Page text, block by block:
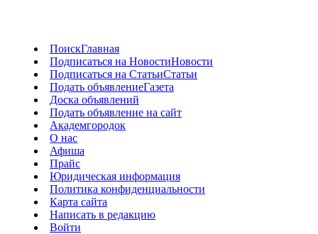
ПоискГлавная
Подписаться на НовостиНовости
Подписаться на СтатьиСтатьи
Подать объявлениеГазета
Доска объявлений
Подать объявление на сайт
Академгородок
О нас
Афиша
Прайс
Юридическая информация
Политика конфиденциальности
Карта сайта
Написать в редакцию
Войти